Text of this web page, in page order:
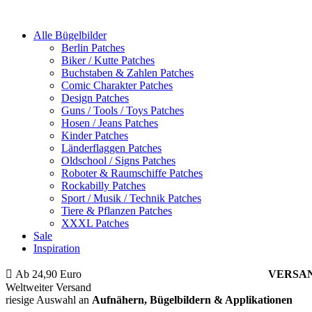
Alle Bügelbilder
Berlin Patches
Biker / Kutte Patches
Buchstaben & Zahlen Patches
Comic Charakter Patches
Design Patches
Guns / Tools / Toys Patches
Hosen / Jeans Patches
Kinder Patches
Länderflaggen Patches
Oldschool / Signs Patches
Roboter & Raumschiffe Patches
Rockabilly Patches
Sport / Musik / Technik Patches
Tiere & Pflanzen Patches
XXXL Patches
Sale
Inspiration
Ab 24,90 Euro
Weltweiter Versand
riesige Auswahl an Aufnähern, Bügelbildern & Applikationen